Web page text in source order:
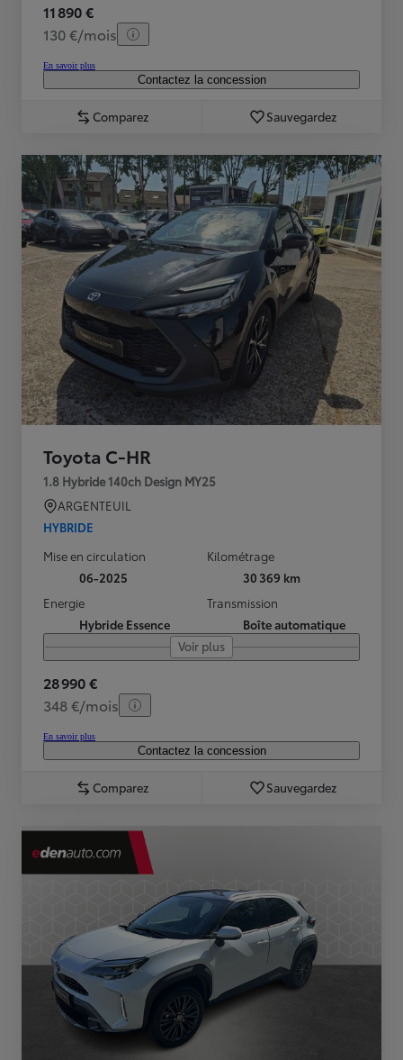
11 890 €
130 €/mois
En savoir plus
Contactez la concession
Comparez Sauvegardez
Toyota C-HR
1.8 Hybride 140ch Design MY25
ARGENTEUIL
HYBRIDE
Mise en circulation
06-2025
Kilométrage
30 369 km
Energie
Hybride Essence
Transmission
Boîte automatique
Voir plus
28 990 €
348 €/mois
En savoir plus
Contactez la concession
Comparez Sauvegardez